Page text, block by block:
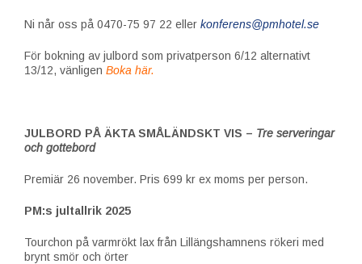
Ni når oss på 0470-75 97 22 eller konferens@pmhotel.se
För bokning av julbord som privatperson 6/12 alternativt
13/12, vänligen Boka här.
JULBORD PÅ ÄKTA SMÅLÄNDSKT VIS – Tre serveringar
och gottebord
Premiär 26 november. Pris 699 kr ex moms per person.
PM:s jultallrik 2025
Tourchon på varmrökt lax från Lillängshamnens rökeri med
brynt smör och örter